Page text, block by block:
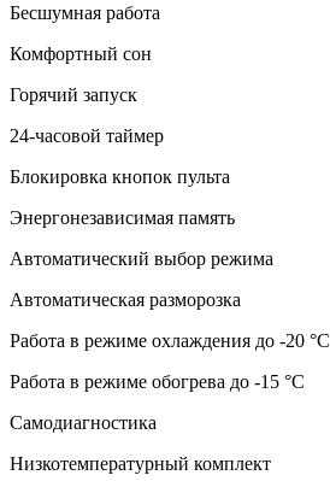
Бесшумная работа
Комфортный сон
Горячий запуск
24-часовой таймер
Блокировка кнопок пульта
Энергонезависимая память
Автоматический выбор режима
Автоматическая разморозка
Работа в режиме охлаждения до -20 °С
Работа в режиме обогрева до -15 °С
Самодиагностика
Низкотемпературный комплект